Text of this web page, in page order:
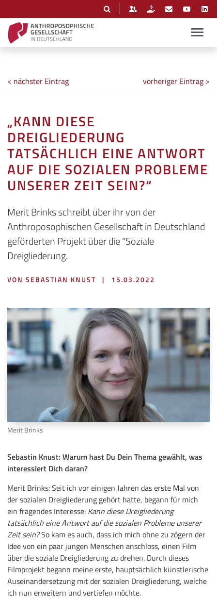
< nächster Eintrag vorheriger Eintrag >
„KANN DIESE
DREIGLIEDERUNG
TATSÄCHLICH EINE ANTWORT
AUF DIE SOZIALEN PROBLEME
UNSERER ZEIT SEIN?“
Merit Brinks schreibt über ihr von der
Anthroposophischen Gesellschaft in Deutschland
geförderten Projekt über die "Soziale
Dreigliederung.
VON SEBASTIAN KNUST | 15.03.2022
Merit Brinks
Sebastin Knust: Warum hast Du Dein Thema gewählt, was
interessiert Dich daran?
Merit Brinks: Seit ich vor einigen Jahren das erste Mal von
der sozialen Dreigliederung gehört hatte, begann für mich
ein fragendes Interesse: Kann diese Dreigliederung
tatsächlich eine Antwort auf die sozialen Probleme unserer
Zeit sein?So kam es auch, dass ich mich ohne zu zögern der
Idee von ein paar jungen Menschen anschloss, einen Film
über die soziale Dreigliederung zu drehen. Durch dieses
Filmprojekt begann meine erste, hauptsächlich künstlerische
Auseinandersetzung mit der sozialen Dreigliederung, welche
ich nun erweitern und vertiefen möchte.